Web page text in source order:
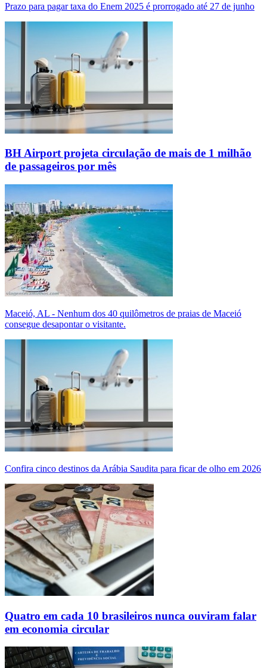
Prazo para pagar taxa do Enem 2025 é prorrogado até 27 de junho
BH Airport projeta circulação de mais de 1 milhão
de passageiros por mês
Maceió, AL - Nenhum dos 40 quilômetros de praias de Maceió
consegue desapontar o visitante.
Confira cinco destinos da Arábia Saudita para ficar de olho em 2026
Quatro em cada 10 brasileiros nunca ouviram falar
em economia circular